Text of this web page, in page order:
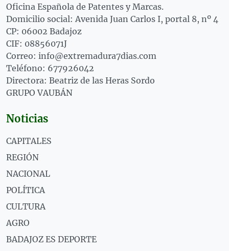
Oficina Española de Patentes y Marcas.
Domicilio social: Avenida Juan Carlos I, portal 8, nº 4
CP: 06002 Badajoz
CIF: 08856071J
Correo: info@extremadura7dias.com
Teléfono: 677926042
Directora: Beatriz de las Heras Sordo
GRUPO VAUBÁN
Noticias
CAPITALES
REGIÓN
NACIONAL
POLÍTICA
CULTURA
AGRO
BADAJOZ ES DEPORTE